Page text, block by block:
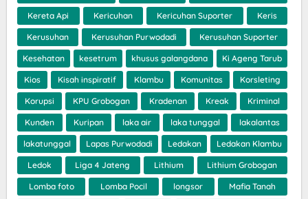
Kereta Api Kericuhan Kericuhan Suporter Keris
Kerusuhan Kerusuhan Purwodadi Kerusuhan Suporter
Kesehatan kesetrum khusus galangdana Ki Ageng Tarub
Kios Kisah inspiratif Klambu Komunitas Korsleting
Korupsi KPU Grobogan Kradenan Kreak Kriminal
Kunden Kuripan laka air laka tunggal lakalantas
lakatunggal Lapas Purwodadi Ledakan Ledakan Klambu
Ledok Liga 4 Jateng Lithium Lithium Grobogan
Lomba foto Lomba Pocil longsor Mafia Tanah